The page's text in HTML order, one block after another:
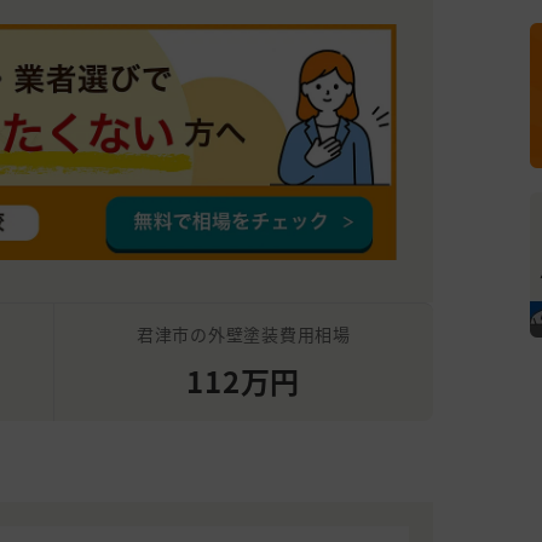
君津市の外壁塗装費用相場
112万円